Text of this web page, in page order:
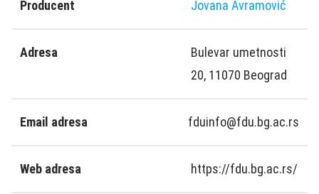
Producent Jovana Avramović
Adresa
Bulevar umetnosti
20, 11070 Beograd
Email adresa fduinfo@fdu.bg.ac.rs
Web adresa https://fdu.bg.ac.rs/